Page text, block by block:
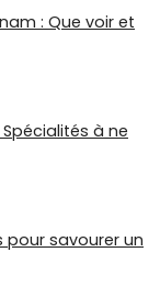
: Que voir et
à ne
pour savourer un